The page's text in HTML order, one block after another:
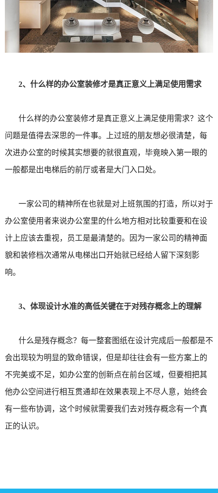
2、什么样的办公室装修才是真正意义上满足使用需求
什么样的办公室装修才是真正意义上满足使用需求？这个
问题是值得去深思的一件事。上过班的朋友想必很清楚，每
次进办公室的时候其实想要的就很直观，毕竟映入第一眼的
一般都是出电梯后的前厅或者是大门入口处。
一家公司的精神所在也就是对上班氛围的打造，所以对于
办公室使用者来说办公室里的什么地方相对比较重要和在设
计上应该去重视，员工是最清楚的。因为一家公司的精神面
貌和装修档次通常从电梯出口开始就已经给人留下深刻影
响。
3、体现设计水准的高低关键在于对残存概念上的理解
什么是残存概念？每一整套图纸在设计完成后一般都是不
会出现较为明显的致命错误，但是却往往会有一些方案上的
不完美或不足，如办公室的创新点在前台区域，但要相把其
他办公空间进行相互贯通却在效果表现上不尽人意，始终会
有一些布协调，这个时候就需要我们去对残存概念有一个真
正的认识。